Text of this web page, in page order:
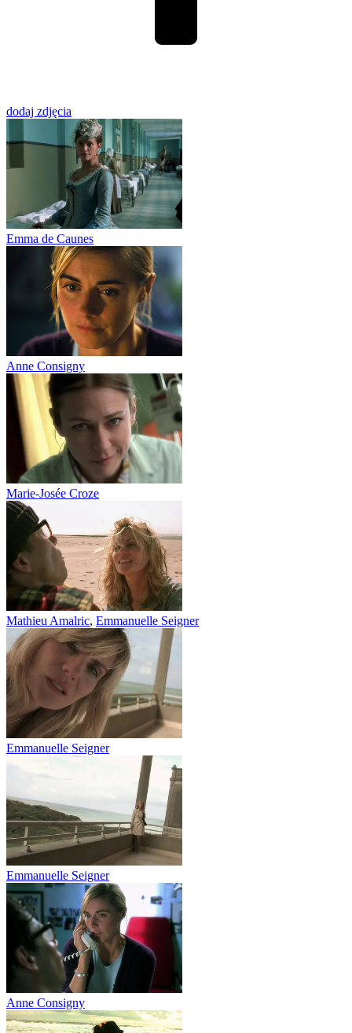
dodaj zdjęcia
Emma de Caunes
Anne Consigny
Marie-Josée Croze
Mathieu Amalric, Emmanuelle Seigner
Emmanuelle Seigner
Emmanuelle Seigner
Anne Consigny